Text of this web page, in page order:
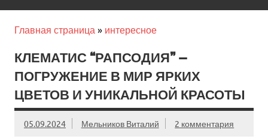
Главная страница » интересное
КЛЕМАТИС “РАПСОДИЯ” —
ПОГРУЖЕНИЕ В МИР ЯРКИХ
ЦВЕТОВ И УНИКАЛЬНОЙ КРАСОТЫ
05.09.2024 Мельников Виталий 2 комментария